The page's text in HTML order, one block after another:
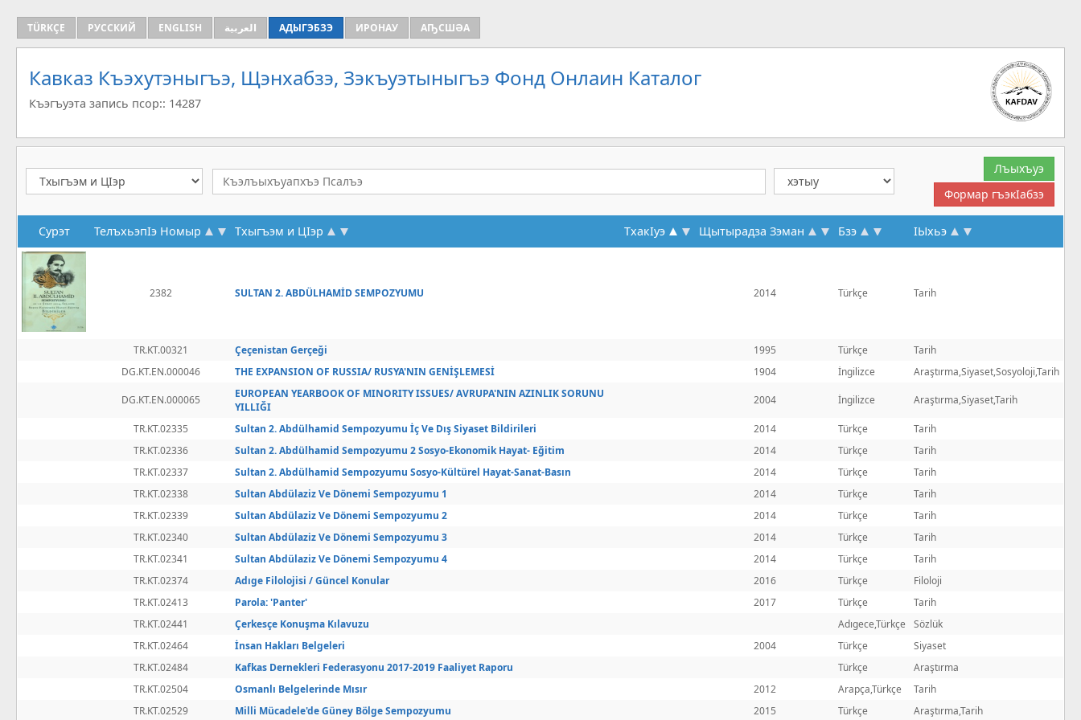
TÜRKÇE РУССКИЙ ENGLISH العربية АДЫГЭБЗЭ ИРОНАУ АҦСШӘА
Кавказ Къэхутэныгъэ, Щэнхабзэ, Зэкъуэтыныгъэ Фонд Онлаин Каталог
Къэгъуэта запись псор:: 14287
Сурэт ТелъхьэпIэ Номыр Тхыгъэм и ЦIэр ТхакIуэ Щытырадза Зэман Бзэ IЫхьэ
2382 SULTAN 2. ABDÜLHAMİD SEMPOZYUMU 2014 Türkçe Tarih
TR.KT.00321 Çeçenistan Gerçeği 1995 Türkçe
Tarih
DG.KT.EN.000046
THE EXPANSION OF RUSSIA/ RUSYA'NIN GENİŞLEMESİ 1904 İngilizce Araştırma,Siyaset,Sosyoloji,Tarih
DG.KT.EN.000065
EUROPEAN YEARBOOK OF MINORITY ISSUES/ AVRUPA'NIN AZINLIK SORUNU
YILLIĞI
2004 İngilizce Araştırma,Siyaset,Tarih
TR.KT.02335 Sultan 2. Abdülhamid Sempozyumu İç Ve Dış Siyaset Bildirileri 2014 Türkçe
Tarih
TR.KT.02336
Sultan 2. Abdülhamid Sempozyumu 2 Sosyo-Ekonomik Hayat- Eğitim 2014 Türkçe
Tarih
TR.KT.02337
Sultan 2. Abdülhamid Sempozyumu Sosyo-Kültürel Hayat-Sanat-Basın 2014 Türkçe
Tarih
TR.KT.02338
Sultan Abdülaziz Ve Dönemi Sempozyumu 1 2014 Türkçe
Tarih
TR.KT.02339
Sultan Abdülaziz Ve Dönemi Sempozyumu 2 2014 Türkçe
Tarih
TR.KT.02340
Sultan Abdülaziz Ve Dönemi Sempozyumu 3 2014 Türkçe
Tarih
TR.KT.02341
Sultan Abdülaziz Ve Dönemi Sempozyumu 4 2014 Türkçe
Tarih
TR.KT.02374
Adıge Filolojisi / Güncel Konular 2016 Türkçe
Filoloji
TR.KT.02413
Parola: 'Panter' 2017 Türkçe
Tarih
TR.KT.02441
Çerkesçe Konuşma Kılavuzu Adıgece,Türkçe
Sözlük
TR.KT.02464
İnsan Hakları Belgeleri 2004 Türkçe
Siyaset
TR.KT.02484
Kafkas Dernekleri Federasyonu 2017-2019 Faaliyet Raporu Türkçe
Araştırma
TR.KT.02504
Osmanlı Belgelerinde Mısır 2012 Arapça,Türkçe
Tarih
TR.KT.02529
Milli Mücadele'de Güney Bölge Sempozyumu 2015 Türkçe Araştırma,Tarih